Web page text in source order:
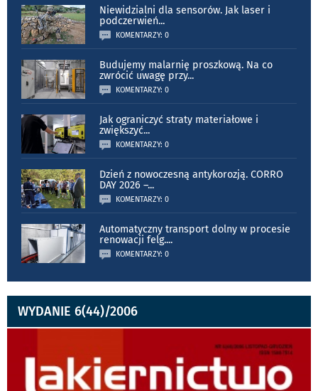
Niewidzialni dla sensorów. Jak laser i
podczerwień...
KOMENTARZY: 0
Budujemy malarnię proszkową. Na co
zwrócić uwagę przy...
KOMENTARZY: 0
Jak ograniczyć straty materiałowe i
zwiększyć...
KOMENTARZY: 0
Dzień z nowoczesną antykorozją. CORRO
DAY 2026 –...
KOMENTARZY: 0
Automatyczny transport dolny w procesie
renowacji felg....
KOMENTARZY: 0
WYDANIE 6(44)/2006